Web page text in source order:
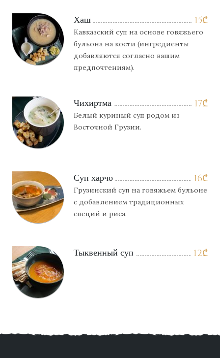
15₾
Хаш
Кавказский суп на основе говяжьего
бульона на кости (ингредиенты
добавляются согласно вашим
предпочтениям).
17₾
Чихиртма
Белый куриный суп родом из
Восточной Грузии.
16₾
Суп харчо
Грузинский суп на говяжьем бульоне
с добавлением традиционных
специй и риса.
12₾
Тыквенный суп